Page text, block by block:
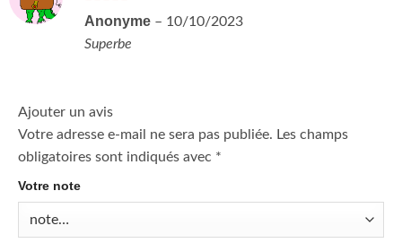
Note5sur 5
Anonyme – 10/10/2023
Superbe
Ajouter un avis
Votre adresse e-mail ne sera pas publiée. Les champs
obligatoires sont indiqués avec *
Votre note